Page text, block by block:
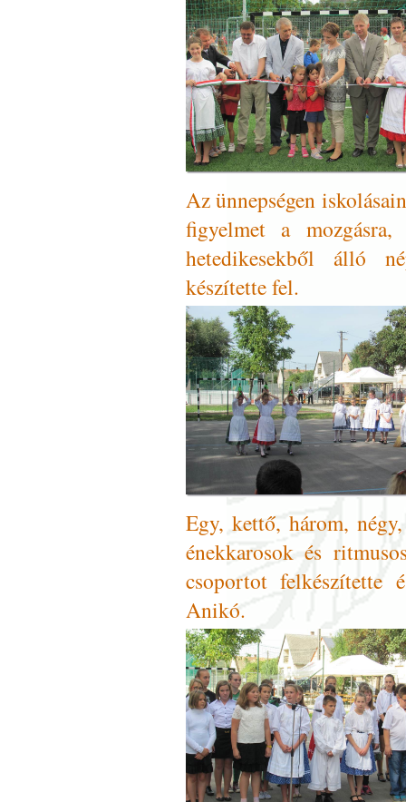
Az ünnepségen
figyelmet a
hetedikesekből álló
készítette fel.
Egy, kettő, három,
énekkarosok és
csoportot felkészítette
Anikó.